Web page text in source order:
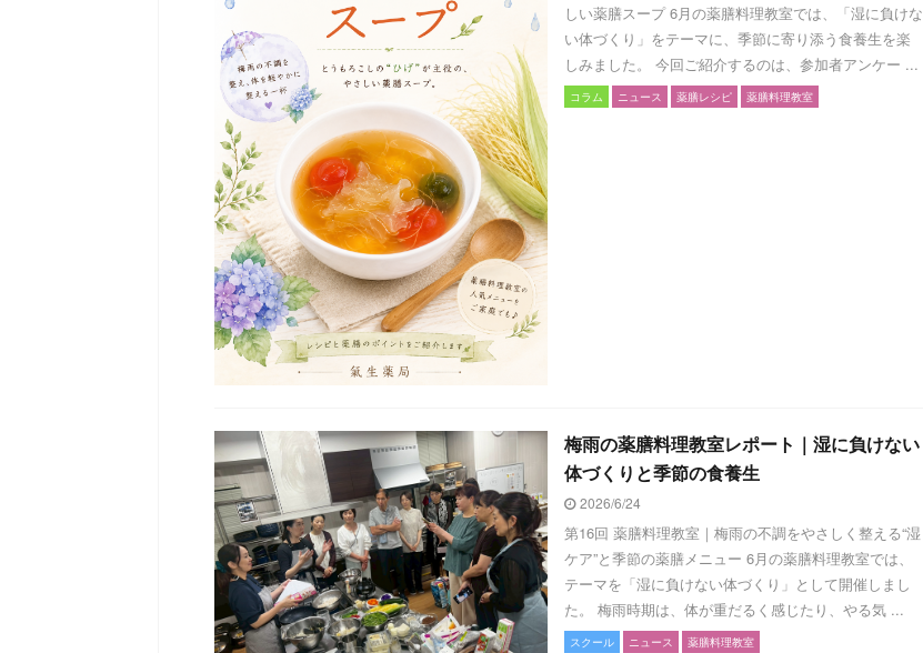
しい薬膳スープ 6月の薬膳料理教室では、「湿に負けな
い体づくり」をテーマに、季節に寄り添う食養生を楽
しみました。 今回ご紹介するのは、参加者アンケー ...
コラム ニュース 薬膳レシピ 薬膳料理教室
梅雨の薬膳料理教室レポート｜湿に負けない
体づくりと季節の食養生
2026/6/24
第16回 薬膳料理教室｜梅雨の不調をやさしく整える“湿
ケア”と季節の薬膳メニュー 6月の薬膳料理教室では、
テーマを「湿に負けない体づくり」として開催しまし
た。 梅雨時期は、体が重だるく感じたり、やる気 ...
スクール ニュース 薬膳料理教室